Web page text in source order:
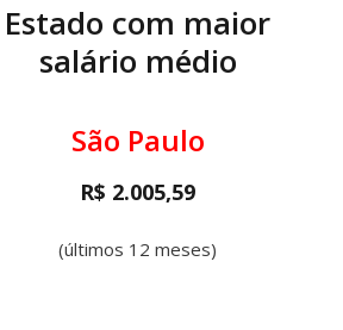
Estado com maior
salário médio
São Paulo
R$ 2.005,59
(últimos 12 meses)